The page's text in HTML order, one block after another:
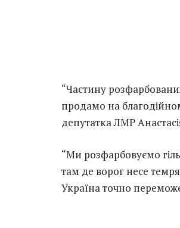
“Частину
продамо на
депутатка ЛМР
“Ми розфарбовуємо
там де ворог несе
Україна точно